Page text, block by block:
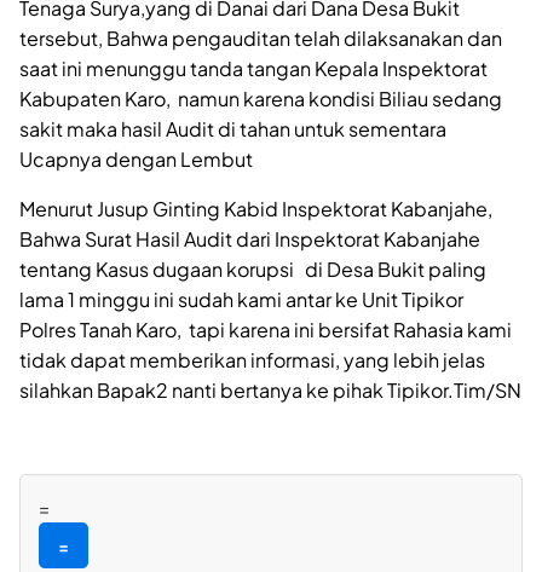
Tenaga Surya,yang di Danai dari Dana Desa Bukit
tersebut, Bahwa pengauditan telah dilaksanakan dan
saat ini menunggu tanda tangan Kepala Inspektorat
Kabupaten Karo, namun karena kondisi Biliau sedang
sakit maka hasil Audit di tahan untuk sementara
Ucapnya dengan Lembut
Menurut Jusup Ginting Kabid Inspektorat Kabanjahe,
Bahwa Surat Hasil Audit dari Inspektorat Kabanjahe
tentang Kasus dugaan korupsi di Desa Bukit paling
lama 1 minggu ini sudah kami antar ke Unit Tipikor
Polres Tanah Karo, tapi karena ini bersifat Rahasia kami
tidak dapat memberikan informasi, yang lebih jelas
silahkan Bapak2 nanti bertanya ke pihak Tipikor.Tim/SN
=
=